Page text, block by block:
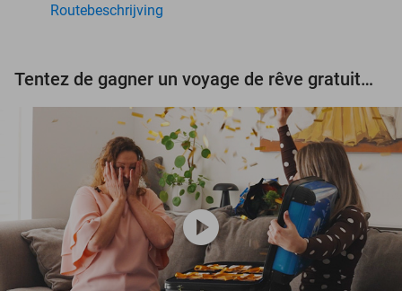
Routebeschrijving
Tentez de gagner un voyage de rêve gratuit d'une valeur de 3.000 € !
play_circle